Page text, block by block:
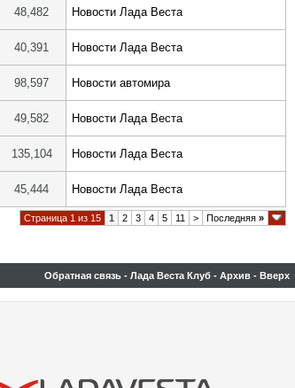
48,482 Новости Лада Веста
40,391 Новости Лада Веста
98,597 Новости автомира
49,582 Новости Лада Веста
135,104 Новости Лада Веста
45,444 Новости Лада Веста
Страница 1 из 15 1 2 3 4 5 11 > Последняя »
Обратная связь - Лада Веста Клуб - Архив - Вверх